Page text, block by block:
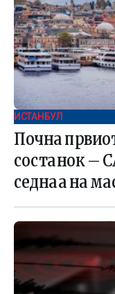
ИСТАНБУЛ
Почна
состанок –
седнаа на